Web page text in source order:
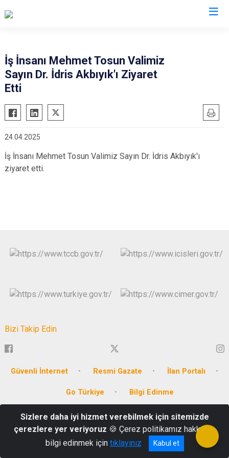
İş İnsanı Mehmet Tosun Valimiz
Sayın Dr. İdris Akbıyık'ı Ziyaret
Etti
24.04.2025
İş İnsanı Mehmet Tosun Valimiz Sayın Dr. İdris Akbıyık'ı
ziyaret etti.
Bizi Takip Edin
Güvenli İnternet Resmi Gazate İlan Portalı
Go Türkiye Bilgi Edinme
Emirbeyazıt Mahallesi, Cumhuriyet Meydanı No:3
Tel: 0252 214 1234
Sizlere daha iyi hizmet verebilmek için sitemizde
çerezlere yer veriyoruz 🍪 Çerez politikamız hakkında
bilgi edinmek için tıklayınız Kabul et